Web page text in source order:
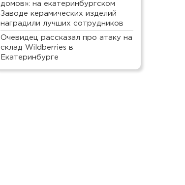
домов»: на екатеринбургском
Заводе керамических изделий
наградили лучших сотрудников
Очевидец рассказал про атаку на
склад Wildberries в
Екатеринбурге